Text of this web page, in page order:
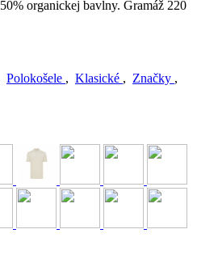
organickej bavlny. Gramáž 220
Polokošele , Klasické , Značky ,